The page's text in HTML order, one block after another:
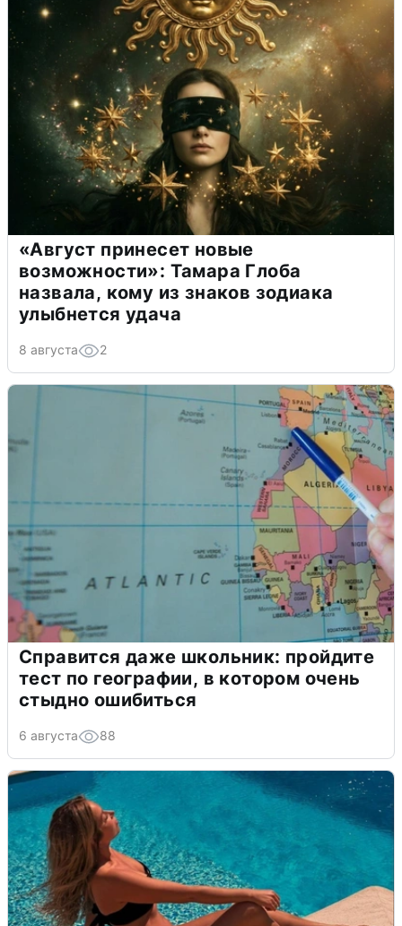
«Август принесет новые
возможности»: Тамара Глоба
назвала, кому из знаков зодиака
улыбнется удача
8 августа 2
Справится даже школьник: пройдите
тест по географии, в котором очень
стыдно ошибиться
6 августа 88